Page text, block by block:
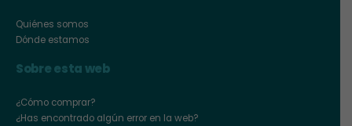
Quiénes somos
Dónde estamos
Sobre esta web
¿Cómo comprar?
¿Has encontrado algún error en la web?